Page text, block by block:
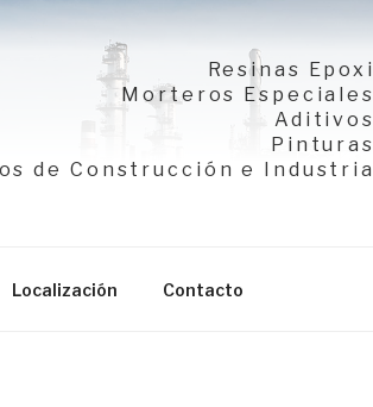
Resinas Epoxi
Morteros Especiales
Aditivos
Pinturas
de Construcción e Industria
Localización Contacto